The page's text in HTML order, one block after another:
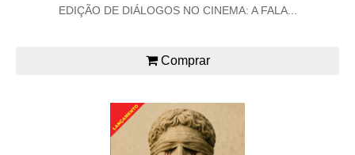
EDIÇÃO DE DIÁLOGOS NO CINEMA: A FALA...
Comprar